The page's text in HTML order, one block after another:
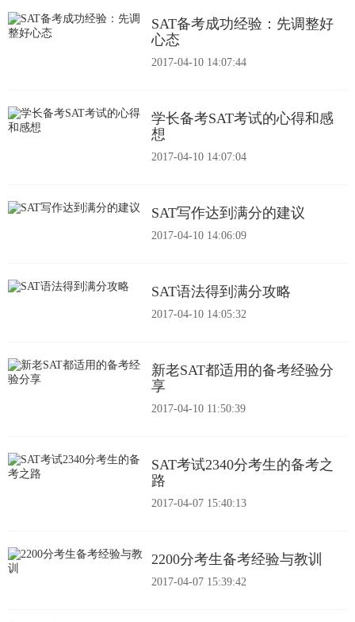
SAT备考成功经验：先调整好
心态
2017-04-10 14:07:44
学长备考SAT考试的心得和感
想
2017-04-10 14:07:04
SAT写作达到满分的建议
2017-04-10 14:06:09
SAT语法得到满分攻略
2017-04-10 14:05:32
新老SAT都适用的备考经验分
享
2017-04-10 11:50:39
SAT考试2340分考生的备考之
路
2017-04-07 15:40:13
2200分考生备考经验与教训
2017-04-07 15:39:42